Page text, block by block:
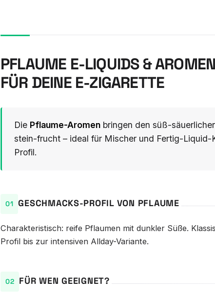
PFLAUME E-LIQUIDS &
ÜR DEINE E-ZIGARETTE
Die Pflaume-Aromenbringen den süß-
stein-frucht – ideal für Mischer und Fertig-Liquid-
Profil.
GESCHMACKS-PROFIL VON PFLAUME
Charakteristisch: reife Pflaumen mit dunkler Süße.
Profil bis zur intensiven Allday-Variante.
FÜR WEN GEEIGNET?